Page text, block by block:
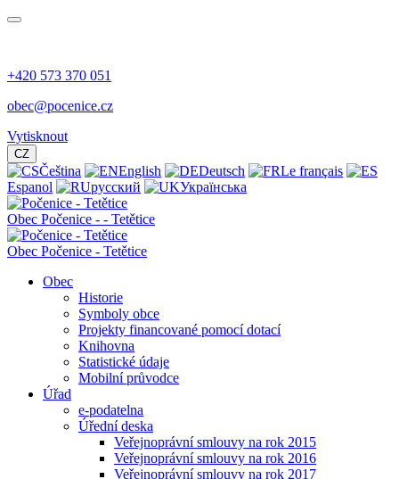
+420 573 370 051
obec@pocenice.cz
Vytisknout
CZ
Čeština English Deutsch
Le français
Espanol
русский Українська
Obec Počenice - - Tetětice
Obec Počenice - Tetětice
Obec
Historie
Symboly obce
Projekty financované pomocí dotací
Knihovna
Statistické údaje
Mobilní průvodce
Úřad
e-podatelna
Úřední deska
Veřejnoprávní smlouvy na rok 2015
Veřejnoprávní smlouvy na rok 2016
Veřejnoprávní smlouvy na rok 2017